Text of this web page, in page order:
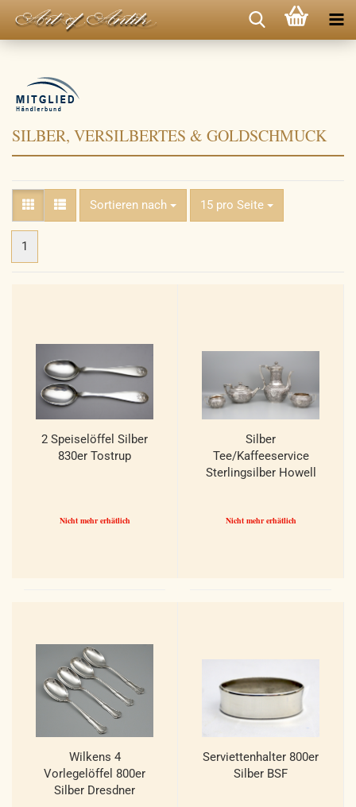
SILBER, VERSILBERTES & GOLDSCHMUCK
Sortieren nach
Sortieren nach 15 pro Seite
pro Seite
1
2 Speiselöffel Silber
830er Tostrup
Nicht mehr erhätlich
Silber
Tee/Kaffeeservice
Sterlingsilber Howell
Nicht mehr erhätlich
Wilkens 4
Vorlegelöffel 800er
Silber Dresdner
Serviettenhalter 800er
Silber BSF